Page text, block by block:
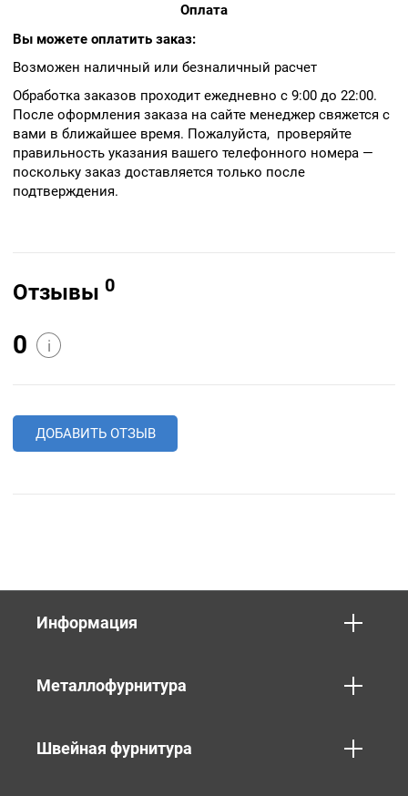
Оплата
Вы можете оплатить заказ:
Возможен наличный или безналичный расчет
Обработка заказов проходит ежедневно с 9:00 до 22:00.
После оформления заказа на сайте менеджер свяжется с
вами в ближайшее время. Пожалуйста, проверяйте
правильность указания вашего телефонного номера —
поскольку заказ доставляется только после
подтверждения.
Отзывы 0
0 i
ДОБАВИТЬ ОТЗЫВ
Информация
Металлофурнитура
Швейная фурнитура